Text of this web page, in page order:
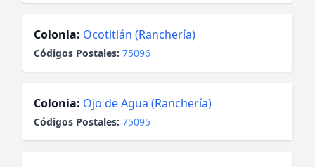
Colonia: Ocotitlán (Ranchería)
Códigos Postales: 75096
Colonia: Ojo de Agua (Ranchería)
Códigos Postales: 75095